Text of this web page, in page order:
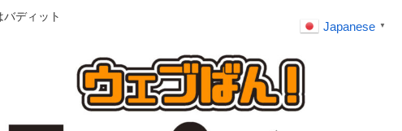
ディット
Japanese ▼